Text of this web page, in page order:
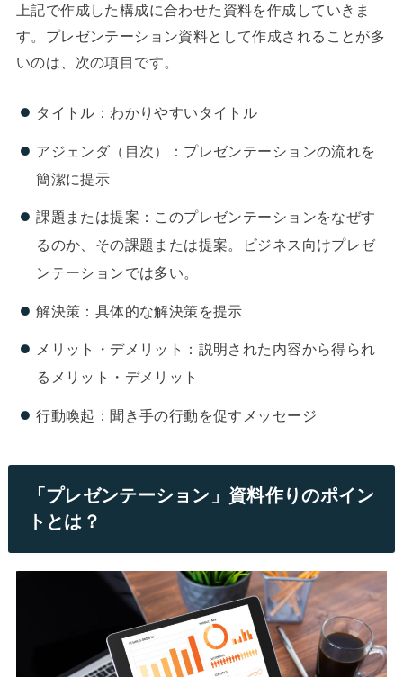
上記で作成した構成に合わせた資料を作成していきま
す。プレゼンテーション資料として作成されることが多
いのは、次の項目です。
タイトル：わかりやすいタイトル
アジェンダ（目次）：プレゼンテーションの流れを
簡潔に提示
課題または提案：このプレゼンテーションをなぜす
るのか、その課題または提案。ビジネス向けプレゼ
ンテーションでは多い。
解決策：具体的な解決策を提示
メリット・デメリット：説明された内容から得られ
るメリット・デメリット
行動喚起：聞き手の行動を促すメッセージ
「プレゼンテーション」資料作りのポイン
トとは？